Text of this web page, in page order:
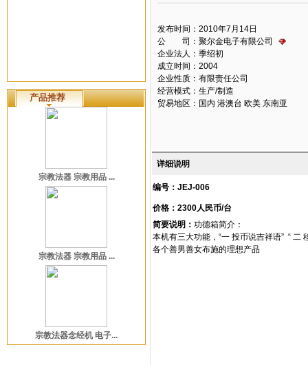
产品推荐
宗教法器 宗教用品 ...
宗教法器 宗教用品 ...
宗教法器念经机 电子...
发布时间：2010年7月14日
公 司：聚尔金电子有限公司
企业法人：季绍初
成立时间：2004
企业性质：有限责任公司
经营模式：生产/制造
贸易地区：国内 港澳台 欧美 东南亚
详细说明
编号：JEJ-006
价格：2300人民币/台
简要说明： 功德箱简介：
本机有三大功能，“一 投币说吉祥语” “ 二
各个善男善女布施的理想产品